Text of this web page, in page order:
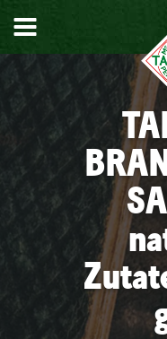
UNSERE
CHILI-
INSEL